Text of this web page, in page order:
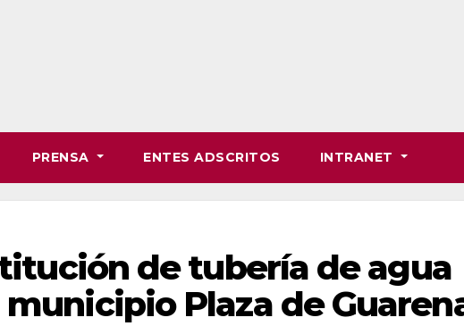
PRENSA ENTES ADSCRITOS INTRANET
de tubería de agua
Plaza de